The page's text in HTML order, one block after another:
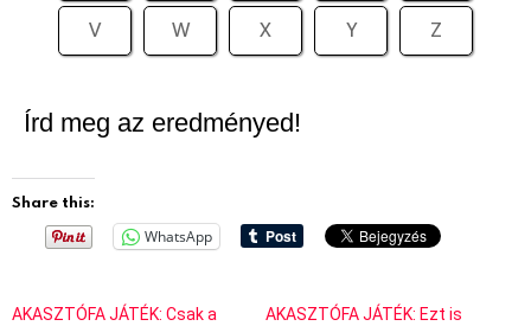
V
W X Y Z
Írd meg az eredményed!
Share this:
WhatsApp
AKASZTÓFA JÁTÉK: Csak a
AKASZTÓFA JÁTÉK: Ezt is